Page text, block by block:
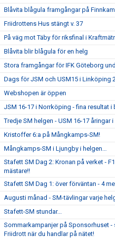
Blåvita blågula framgångar på
Friidrottens Hus stängt v. 37
På väg mot Täby för riksfinal i
Blåvita blir blågula för en helg
Stora framgångar för IFK Göteborg
Dags för JSM och USM15 i Linköping
Webshopen är öppen
JSM 16-17 i Norrköping - fina resultat i
Tredje SM helgen - USM 16-17 åringar
Kristoffer 6:a på Mångkamps-SM!
Mångkamps-SM i Ljungby i helgen...
Stafett SM Dag 2: Kronan på verket -
mästare!!
Stafett SM Dag 1: över förväntan - 4
Augusti månad - SM-tävlingar varje
Stafett-SM stundar...
Sommarkampanjer på Sponsorhuset -
Friidrott när du handlar på nätet!